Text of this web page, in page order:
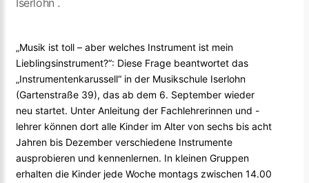
Iserlohn .
„Musik ist toll – aber welches Instrument ist mein
Lieblingsinstrument?“: Diese Frage beantwortet das
„Instrumentenkarussell“ in der Musikschule Iserlohn
(Gartenstraße 39), das ab dem 6. September wieder
neu startet. Unter Anleitung der Fachlehrerinnen und -
lehrer können dort alle Kinder im Alter von sechs bis acht
Jahren bis Dezember verschiedene Instrumente
ausprobieren und kennenlernen. In kleinen Gruppen
erhalten die Kinder jede Woche montags zwischen 14.00